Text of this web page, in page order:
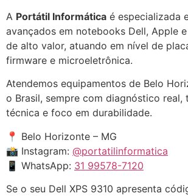
A Portátil Informática é especializada
avançados em notebooks Dell, Apple
de alto valor, atuando em nível de
firmware e microeletrônica.
Atendemos equipamentos de Belo
o Brasil, sempre com diagnóstico real,
técnica e foco em durabilidade.
📍 Belo Horizonte – MG
📸 Instagram: @portatilinformatica
📱 WhatsApp: 31 99578-7120
Se o seu Dell XPS 9310 apresenta